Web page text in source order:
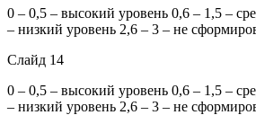
0 – 0,5 – высокий уровень 0,6 – 1,5 –
– низкий уровень 2,6 – 3 – не
Слайд 14
0 – 0,5 – высокий уровень 0,6 – 1,5 –
– низкий уровень 2,6 – 3 – не